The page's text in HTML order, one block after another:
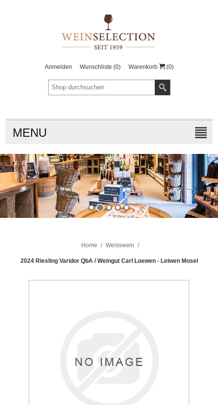
Anmelden Wunschliste (0) Warenkorb (0)
MENU
Home / Weisswein /
2024 Riesling Varidor QbA / Weingut Carl Loewen - Leiwen Mosel